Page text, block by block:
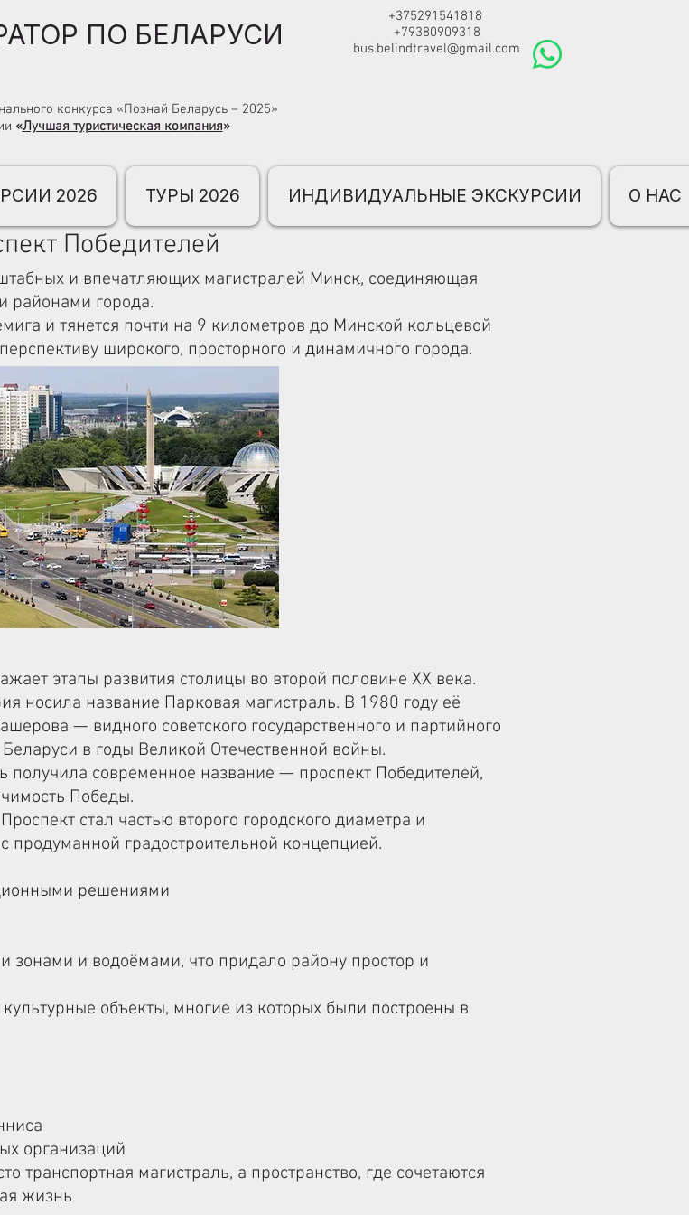
ПО БЕЛАРУСИ
+375291541818
+79380909318
bus.belindtravel@gmail.com
конкурса «Познай Беларусь – 2025»
«Лучшая туристическая компания»
2026 ТУРЫ 2026 ИНДИВИДУАЛЬНЫЕ ЭКСКУРСИИ О НАС
Победителей
и впечатляющих магистралей Минск, соединяющая
районами города.
и тянется почти на 9 километров до Минской кольцевой
широкого, просторного и динамичного города.
этапы развития столицы во второй половине XX века.
носила название Парковая магистраль. В 1980 году её
— видного советского государственного и партийного
в годы Великой Отечественной войны.
получила современное название — проспект Победителей,
Победы.
стал частью второго городского диаметра и
продуманной градостроительной концепцией.
решениями
зонами и водоёмами, что придало району простор и
объекты, многие из которых были построены в
организаций
транспортная магистраль, а пространство, где сочетаются
жизнь